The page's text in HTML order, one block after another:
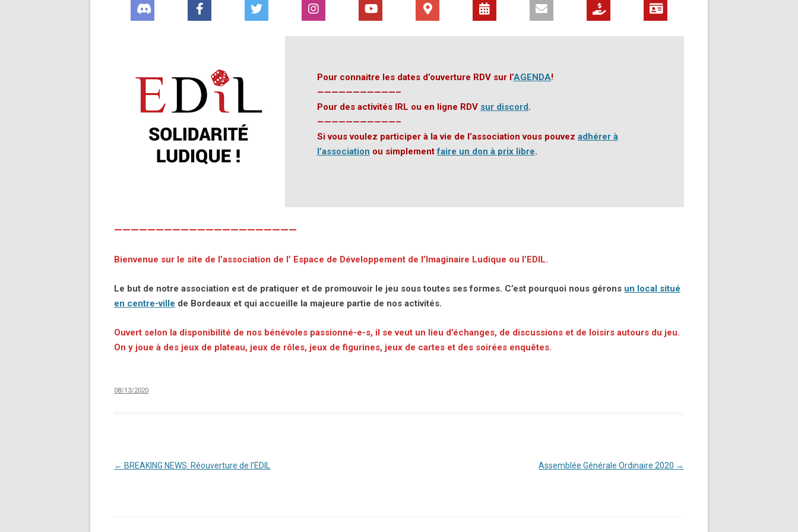
Pour connaitre les dates d’ouverture RDV sur l’AGENDA!
———————————–
Pour des activités IRL ou en ligne RDV sur discord.
———————————–
Si vous voulez participer à la vie de l’association vous pouvez adhérer à
l’association ou simplementfaire un don à prix libre.
——————————————————————
Bienvenue sur le site de l’association de l’ Espace de Développement de l’Imaginaire Ludique ou l’EDIL.
Le but de notre association est de pratiquer et de promouvoir le jeu sous toutes ses formes. C’est pourquoi nous gérons un local situé
en centre-ville de Bordeaux et qui accueille la majeure partie de nos activités.
Ouvert selon la disponibilité de nos bénévoles passionné-e-s, il se veut un lieu d’échanges, de discussions et de loisirs autours du jeu.
On y joue à des jeux de plateau, jeux de rôles, jeux de figurines, jeux de cartes et des soirées enquêtes.
08/13/2020
Navigation
← BREAKING NEWS: Réouverture de l’EDIL Assemblée Générale Ordinaire 2020 →